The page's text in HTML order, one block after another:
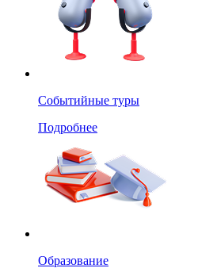
Событийные туры
Подробнее
Образование